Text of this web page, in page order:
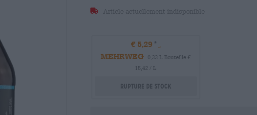
Article actuellement indisponible
€ 5,29
MEHRWEG
0,33 L Bouteille €
15,42 / L
Rupture de stock